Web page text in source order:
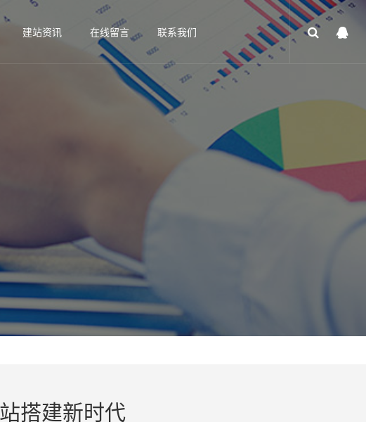
建站资讯 在线留言 联系我们
搭建新时代